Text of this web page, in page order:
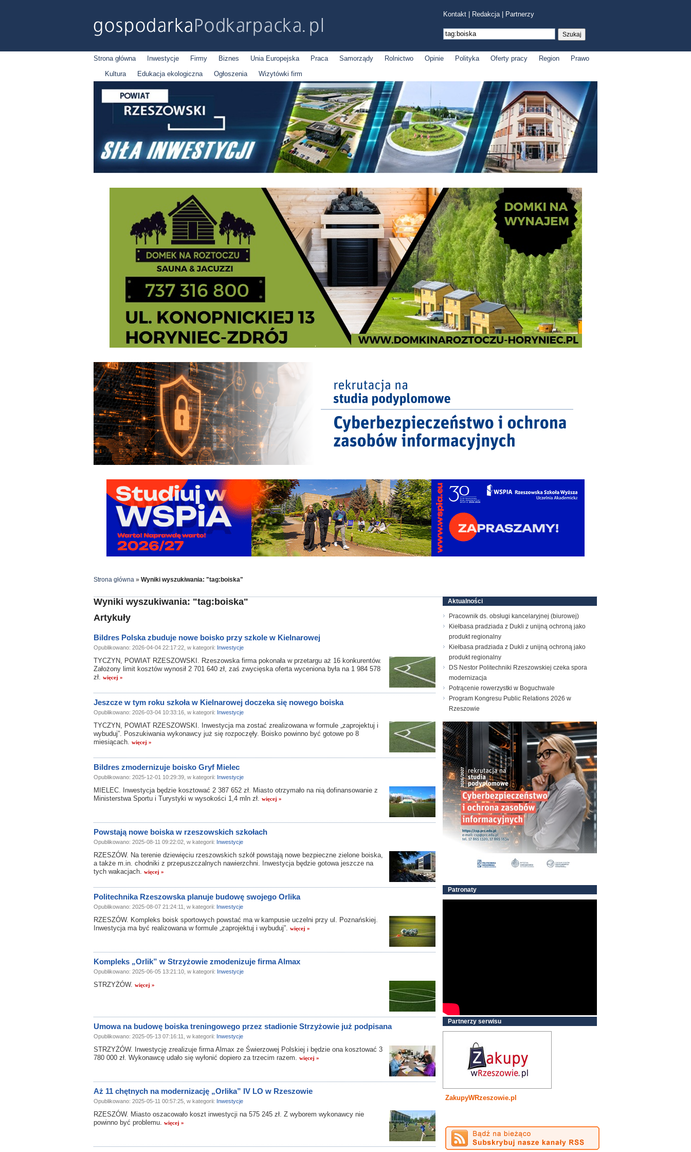
Kontakt Redakcja| Partnerzy
Strona główna Inwestycje Firmy Biznes Unia Europejska Praca Samorządy Rolnictwo Opinie Polityka Oferty pracy Region
Prawo
Kultura
Edukacja ekologiczna Ogłoszenia Wizytówki firm
Strona główna » Wyniki wyszukiwania: "tag:boiska"
Wyniki wyszukiwania: "tag:boiska"
Artykuły
Bildres Polska zbuduje nowe boisko przy szkole w Kielnarowej
Opublikowano: 2026-04-04 22:17:22, w kategorii: Inwestycje
TYCZYN, POWIAT RZESZOWSKI. Rzeszowska firma pokonała w przetargu aż 16 konkurentów.
Założony limit kosztów wynosił 2 701 640 zł, zaś zwycięska oferta wyceniona była na 1 984 578
zł. więcej »
Jeszcze w tym roku szkoła w Kielnarowej doczeka się nowego boiska
Opublikowano: 2026-03-04 10:33:16, w kategorii: Inwestycje
TYCZYN, POWIAT RZESZOWSKI. Inwestycja ma zostać zrealizowana w formule „zaprojektuj i
wybuduj”. Poszukiwania wykonawcy już się rozpoczęły. Boisko powinno być gotowe po 8
miesiącach. więcej »
Bildres zmodernizuje boisko Gryf Mielec
Opublikowano: 2025-12-01 10:29:39, w kategorii: Inwestycje
MIELEC. Inwestycja będzie kosztować 2 387 652 zł. Miasto otrzymało na nią dofinansowanie z
Ministerstwa Sportu i Turystyki w wysokości 1,4 mln zł. więcej »
Powstają nowe boiska w rzeszowskich szkołach
Opublikowano: 2025-08-11 09:22:02, w kategorii: Inwestycje
RZESZÓW. Na terenie dziewięciu rzeszowskich szkół powstają nowe bezpieczne zielone boiska,
a także m.in. chodniki z przepuszczalnych nawierzchni. Inwestycja będzie gotowa jeszcze na
tych wakacjach. więcej »
Politechnika Rzeszowska planuje budowę swojego Orlika
Opublikowano: 2025-08-07 21:24:11, w kategorii: Inwestycje
RZESZÓW. Kompleks boisk sportowych powstać ma w kampusie uczelni przy ul. Poznańskiej.
Inwestycja ma być realizowana w formule „zaprojektuj i wybuduj”. więcej »
Kompleks „Orlik” w Strzyżowie zmodenizuje firma Almax
Opublikowano: 2025-06-05 13:21:10, w kategorii: Inwestycje
STRZYŻÓW. więcej »
Umowa na budowę boiska treningowego przez stadionie Strzyżowie już podpisana
Opublikowano: 2025-05-13 07:16:11, w kategorii: Inwestycje
STRZYŻÓW. Inwestycję zrealizuje firma Almax ze Świerzowej Polskiej i będzie ona kosztować 3
780 000 zł. Wykonawcę udało się wyłonić dopiero za trzecim razem. więcej »
Aż 11 chętnych na modernizację „Orlika” IV LO w Rzeszowie
Opublikowano: 2025-05-11 00:57:25, w kategorii: Inwestycje
RZESZÓW. Miasto oszacowało koszt inwestycji na 575 245 zł. Z wyborem wykonawcy nie
powinno być problemu. więcej »
Aktualności
Pracownik ds. obsługi kancelaryjnej (biurowej)
Kiełbasa pradziada z Dukli z unijną ochroną jako
produkt regionalny
Kiełbasa pradziada z Dukli z unijną ochroną jako
produkt regionalny
DS Nestor Politechniki Rzeszowskiej czeka spora
modernizacja
Potrącenie rowerzystki w Boguchwale
Program Kongresu Public Relations 2026 w
Rzeszowie
Patronaty
Partnerzy serwisu
ZakupyWRzeszowie.pl